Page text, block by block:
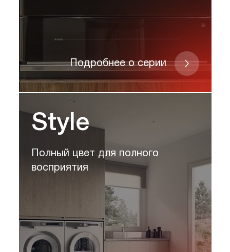
Подробнее о серии
Style
Полный цвет для полного
восприятия